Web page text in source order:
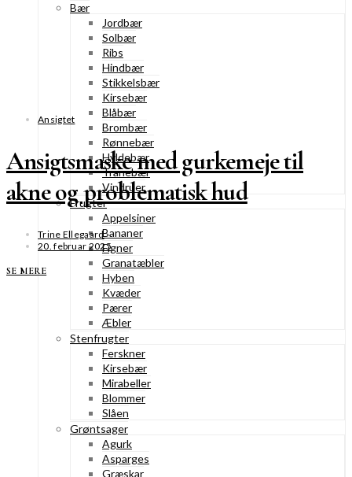
Bær
Jordbær
Solbær
Ribs
Hindbær
Stikkelsbær
Kirsebær
Blåbær
Brombær
Rønnebær
Hyldebær
Tranebær
Vindruer
Frugter
Appelsiner
Bananer
Figner
Granatæbler
Hyben
Kvæder
Pærer
Æbler
Stenfrugter
Ferskner
Kirsebær
Mirabeller
Blommer
Slåen
Grøntsager
Agurk
Asparges
Græskar
Ansigtet
Ansigtsmaske med gurkemeje til
akne og problematisk hud
Trine Ellegaard
20. februar 2025
SE MERE